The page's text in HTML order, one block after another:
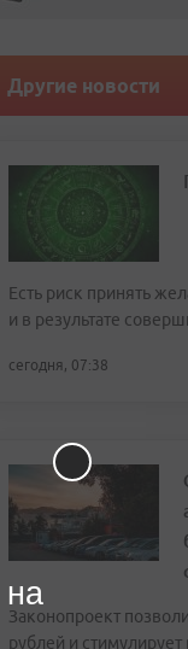
Другие новости
Есть риск принять
и в результате
сегодня, 07:38
Законопроект
рублей и